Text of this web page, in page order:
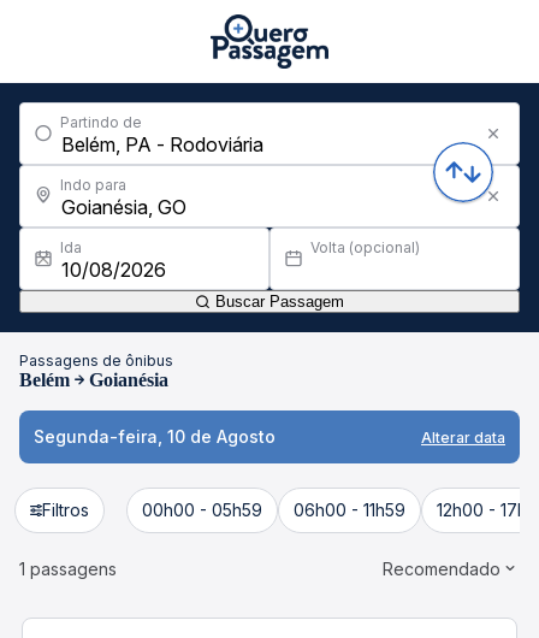
Partindo de
Indo para
Ida Volta (opcional)
Buscar Passagem
Passagens de ônibus
Belém Goianésia
Segunda-feira, 10 de Agosto Alterar data
Filtros 00h00 - 05h59 06h00 - 11h59 12h00 -
1 passagens Recomendado